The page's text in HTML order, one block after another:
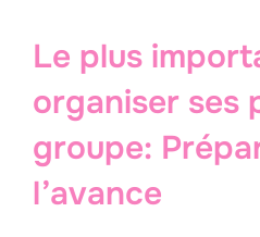
Le plus
organiser ses
groupe:
l’avance